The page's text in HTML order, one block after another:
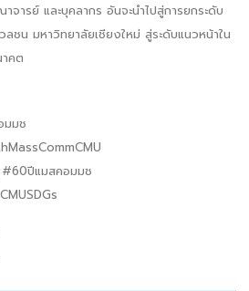
ารย์ และบุคลากร อันจะนำไปสู่การยกระดับ
น มหาวิทยาลัยเชียงใหม่ สู่ระดับแนวหน้าใน
าคต
มมช
ปีแมสคอมมช